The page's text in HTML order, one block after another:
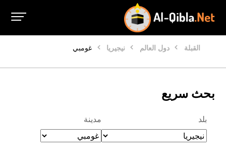
القبلة دول العالم نيجيريا غومبي
بحث سريع
بلد مدينة